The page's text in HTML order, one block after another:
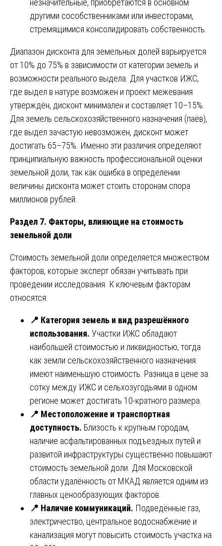
незначительные, приобретаются в основном
другими сособственниками или инвесторами,
стремящимися консолидировать собственность.
Диапазон дисконта для земельных долей варьируется
от 10% до 75% в зависимости от категории земель и
возможности реального выдела. Для участков ИЖС,
где выдел в натуре возможен и проект межевания
утверждён, дисконт минимален и составляет 10–15%.
Для земель сельскохозяйственного назначения (паёв),
где выдел зачастую невозможен, дисконт может
достигать 65–75%. Именно эти различия определяют
принципиальную важность профессиональной оценки
земельной доли, так как ошибка в определении
величины дисконта может стоить сторонам спора
миллионов рублей.
Раздел 7. Факторы, влияющие на стоимость
земельной доли
Стоимость земельной доли определяется множеством
факторов, которые эксперт обязан учитывать при
проведении исследования. К ключевым факторам
относятся:
📍 Категория земель и вид разрешённого
использования. Участки ИЖС обладают
наибольшей стоимостью и ликвидностью, тогда
как земли сельскохозяйственного назначения
имеют наименьшую стоимость. Разница в цене за
сотку между ИЖС и сельхозугодьями в одном
регионе может достигать 10-кратного размера.
📍 Местоположение и транспортная
доступность. Близость к крупным городам,
наличие асфальтированных подъездных путей и
развитой инфраструктуры существенно повышают
стоимость земельной доли. Для Московской
области удалённость от МКАД является одним из
главных ценообразующих факторов.
📍 Наличие коммуникаций. Подведённые газ,
электричество, центральное водоснабжение и
канализация могут повысить стоимость участка на